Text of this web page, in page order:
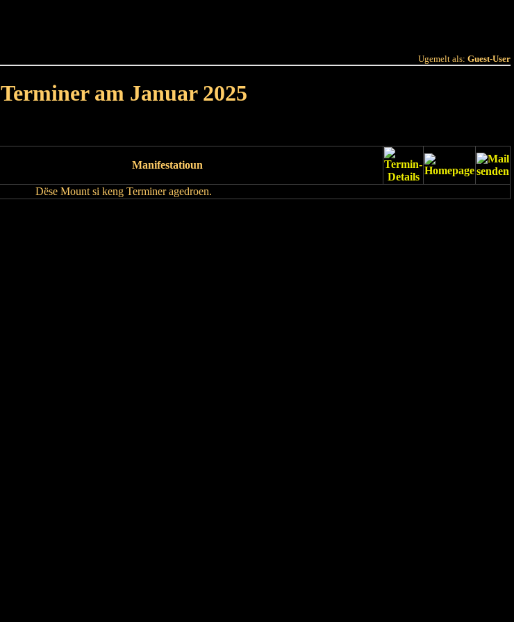
Ugemelt als: Guest-User
Terminer am Januar 2025
Manifestatioun
Dëse Mount si keng Terminer agedroen.